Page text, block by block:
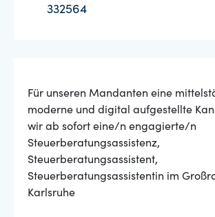
332564
Für unseren Mandanten eine
moderne und digital aufgestellte
wir ab sofort eine/n engagierte/n
Steuerberatungsassistenz,
Steuerberatungsassistent,
Steuerberatungsassistentin im
Karlsruhe